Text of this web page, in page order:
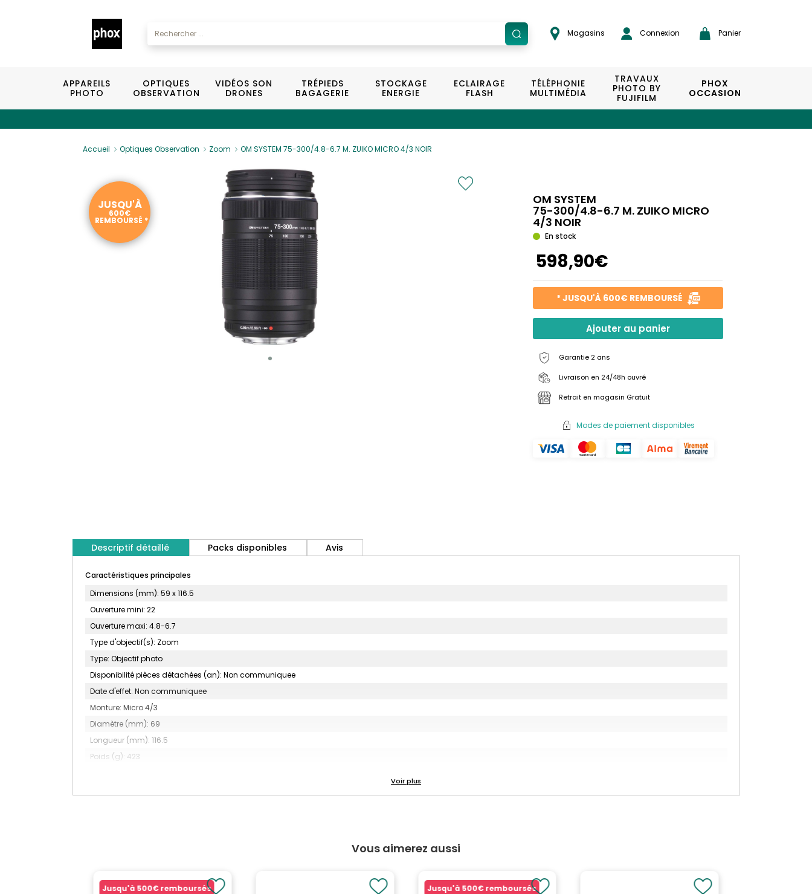
Magasins Connexion Panier
APPAREILS
PHOTO
OPTIQUES
OBSERVATION
VIDÉOS SON
DRONES
TRÉPIEDS
BAGAGERIE
STOCKAGE
ENERGIE
ECLAIRAGE
FLASH
TÉLÉPHONIE
MULTIMÉDIA
TRAVAUX
PHOTO BY
FUJIFILM
PHOX
OCCASION
Accueil Optiques Observation Zoom OM SYSTEM 75-300/4.8-6.7 M. ZUIKO MICRO 4/3 NOIR
JUSQU'À
600€
REMBOURSÉ *
OM SYSTEM
75-300/4.8-6.7 M. ZUIKO MICRO
4/3 NOIR
En stock
598,90€
* JUSQU'À 600€ REMBOURSÉ
Ajouter au panier
Garantie 2 ans
Livraison en 24/48h ouvré
Retrait en magasin Gratuit
Modes de paiement disponibles
Descriptif détaillé Packs disponibles Avis
Caractéristiques principales
Dimensions (mm): 59 x 116.5
Ouverture mini: 22
Ouverture maxi: 4.8-6.7
Type d'objectif(s): Zoom
Type: Objectif photo
Disponibilité pièces détachées (an): Non communiquee
Date d'effet: Non communiquee
Monture: Micro 4/3
Diamètre (mm): 69
Longueur (mm): 116.5
Poids (g): 423
Autofocus: Oui
Vous aimerez aussi
Jusqu'à 500€ remboursés Jusqu'à 500€ remboursés